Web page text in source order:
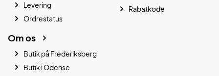
Levering
Ordrestatus
Rabatkode
Om os
Butik på Frederiksberg
Butik i Odense